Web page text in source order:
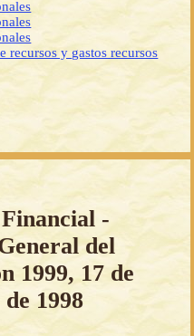
recursos y gastos recursos
-
del
1999, 17 de
1998